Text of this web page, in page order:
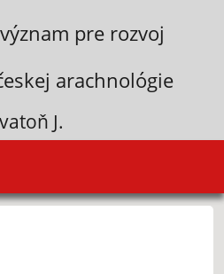
pre rozvoj
arachnológie
J.